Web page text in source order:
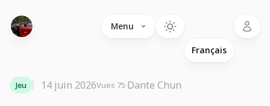
Menu
Jeu 14 juin 2026Vues 75·Dante Chun